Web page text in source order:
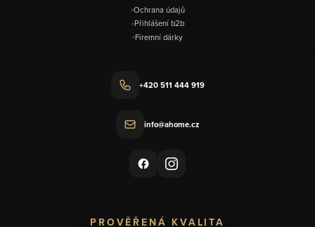
Ochrana údajů
Přihlášení b2b
Firemní dárky
+420 511 444 919
info@ahome.cz
PROVĚŘENÁ KVALITA